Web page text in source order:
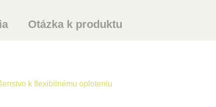
Otázka k produktu
k flexibilnému oploteniu